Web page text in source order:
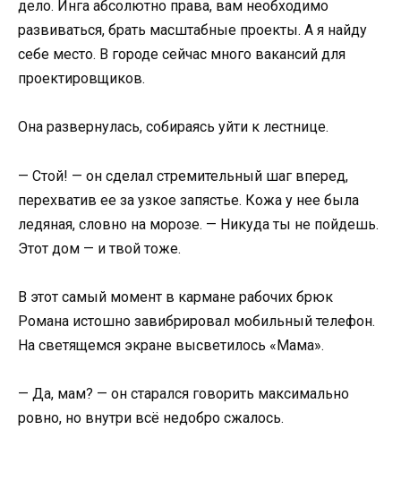
дело. Инга абсолютно права, вам необходимо
развиваться, брать масштабные проекты. А я найду
себе место. В городе сейчас много вакансий для
проектировщиков.
Она развернулась, собираясь уйти к лестнице.
— Стой! — он сделал стремительный шаг вперед,
перехватив ее за узкое запястье. Кожа у нее была
ледяная, словно на морозе. — Никуда ты не пойдешь.
Этот дом — и твой тоже.
В этот самый момент в кармане рабочих брюк
Романа истошно завибрировал мобильный телефон.
На светящемся экране высветилось «Мама».
— Да, мам? — он старался говорить максимально
ровно, но внутри всё недобро сжалось.